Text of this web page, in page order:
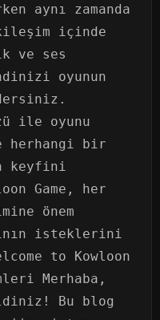
aynı zamanda
içinde
ve ses
oyunun
ile oyunu
herhangi bir
keyfini
Game, her
önem
isteklerini
to Kowloon
Merhaba,
Bu blog